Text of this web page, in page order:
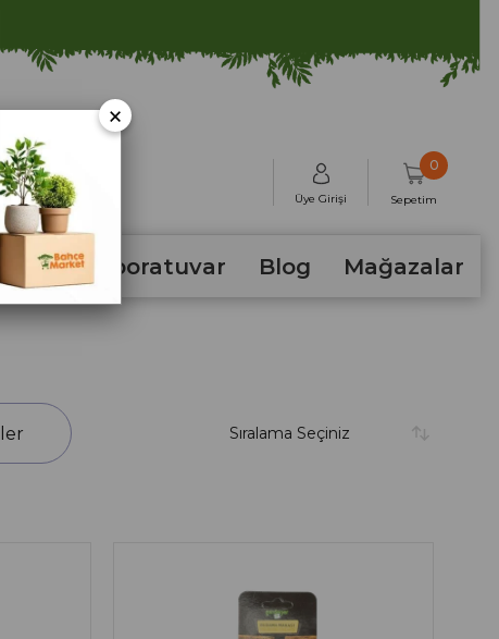
Üye Girişi Sepetim
0
Laboratuvar Blog Mağazalar
×